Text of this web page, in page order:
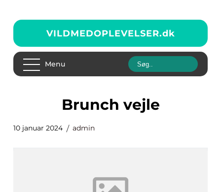
VILDMEDOPLEVELSER.dk
Menu
brunch vejle
10 januar 2024 admin